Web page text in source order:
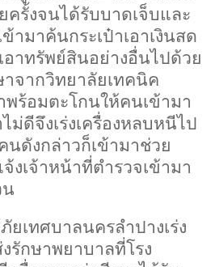
รั้งจนได้รับบาดเจ็บและ
ามาค้นกระเป๋าเอาเงินสด
อาทรัพย์สินอย่างอื่นไปด้วย
จากวิทยาลัยเทคนิค
ร้อมตะโกนให้คนเข้ามา
ดีจึงเร่งเครื่องหลบหนีไป
ดังกล่าวก็เข้ามาช่วย
งเจ้าหน้าที่ตำรวจเข้ามา
น
ยเทศบาลนครลำปางเร่ง
รักษาพยาบาลที่โรง